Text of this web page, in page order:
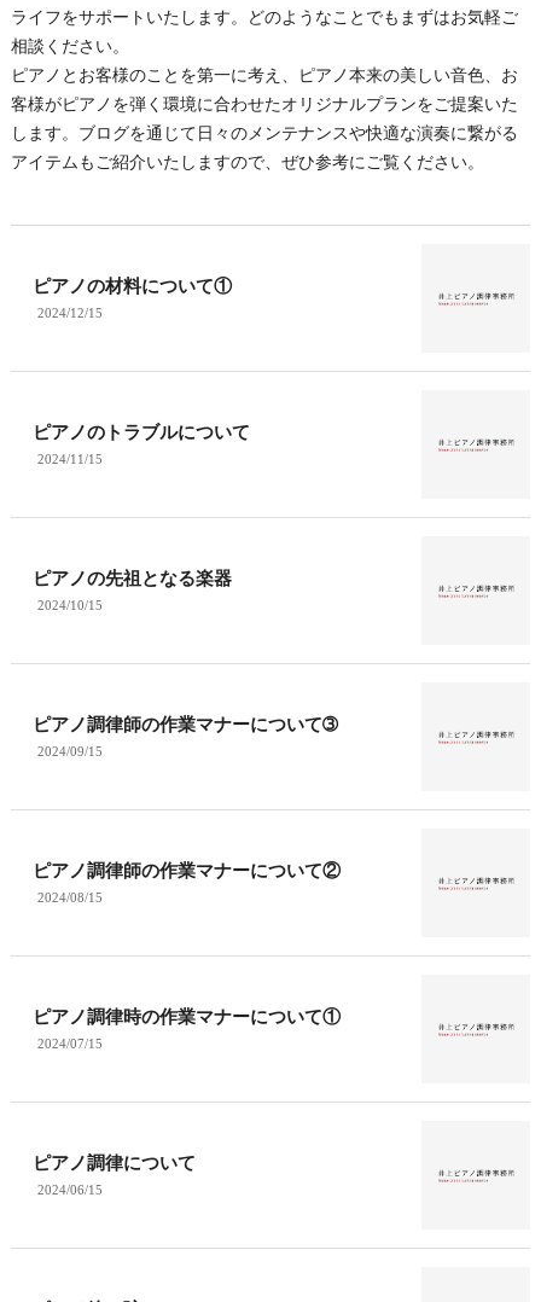
ライフをサポートいたします。どのようなことでもまずはお気軽ご
相談ください。
ピアノとお客様のことを第一に考え、ピアノ本来の美しい音色、お
客様がピアノを弾く環境に合わせたオリジナルプランをご提案いた
します。ブログを通じて日々のメンテナンスや快適な演奏に繋がる
アイテムもご紹介いたしますので、ぜひ参考にご覧ください。
ピアノの材料について①
2024/12/15
ピアノのトラブルについて
2024/11/15
ピアノの先祖となる楽器
2024/10/15
ピアノ調律師の作業マナーについて➂
2024/09/15
ピアノ調律師の作業マナーについて②
2024/08/15
ピアノ調律時の作業マナーについて①
2024/07/15
ピアノ調律について
2024/06/15